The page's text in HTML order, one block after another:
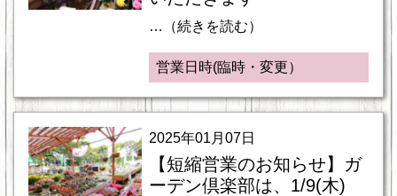
…（続きを読む）
営業日時(臨時・変更）
2025年01月07日
【短縮営業のお知らせ】ガ
ーデン倶楽部は、1/9(木)